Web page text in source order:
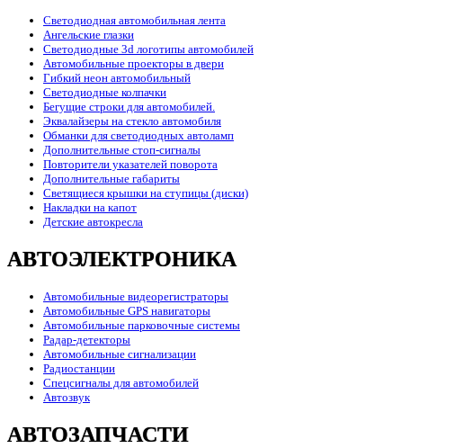
Светодиодная автомобильная лента
Ангельские глазки
Светодиодные 3d логотипы автомобилей
Автомобильные проекторы в двери
Гибкий неон автомобильный
Светодиодные колпачки
Бегущие строки для автомобилей.
Эквалайзеры на стекло автомобиля
Обманки для светодиодных автоламп
Дополнительные стоп-сигналы
Повторители указателей поворота
Дополнительные габариты
Светящиеся крышки на ступицы (диски)
Накладки на капот
Детские автокресла
АВТОЭЛЕКТРОНИКА
Автомобильные видеорегистраторы
Автомобильные GPS навигаторы
Автомобильные парковочные системы
Радар-детекторы
Автомобильные сигнализации
Радиостанции
Спецсигналы для автомобилей
Автозвук
АВТОЗАПЧАСТИ